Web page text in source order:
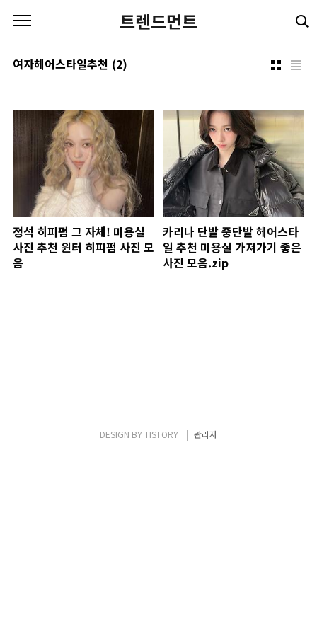
트렌드먼트
여자헤어스타일추천 (2)
정석 히피펌 그 자체! 미용실
사진 추천 윈터 히피펌 사진 모
음
카리나 단발 중단발 헤어스타
일 추천 미용실 가져가기 좋은
사진 모음.zip
DESIGN BYTISTORY 관리자